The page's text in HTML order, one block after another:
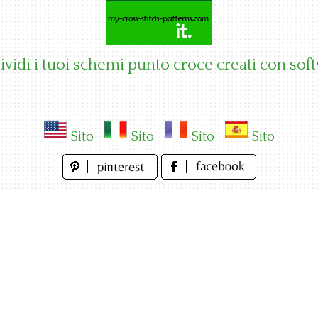
i tuoi schemi punto croce creati con
Sito Sito Sito Sito